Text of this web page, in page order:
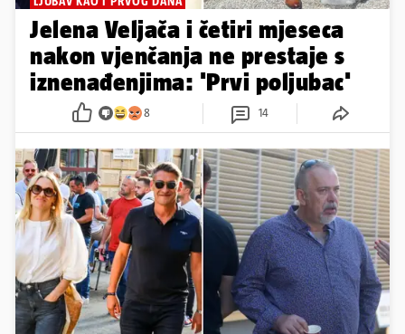
Jelena Veljača i četiri mjeseca
nakon vjenčanja ne prestaje s
iznenađenjima: 'Prvi poljubac'
8 14